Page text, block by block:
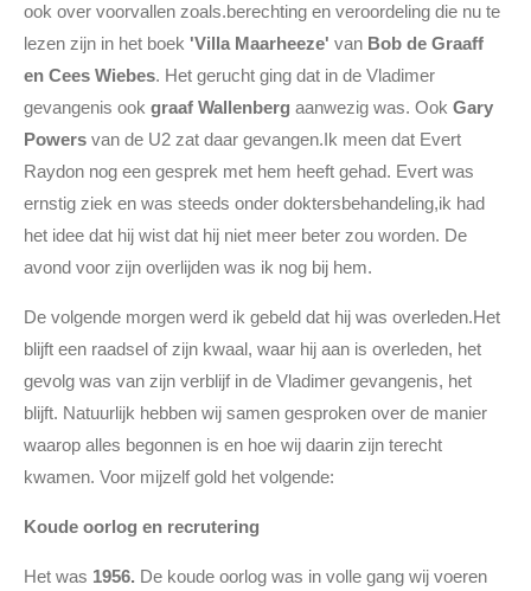
ook over voorvallen zoals.berechting en veroordeling die nu te
lezen zijn in het boek 'Villa Maarheeze' van Bob de Graaff
en Cees Wiebes. Het gerucht ging dat in de Vladimer
gevangenis ook graaf Wallenberg aanwezig was. Ook Gary
Powers van de U2 zat daar gevangen.Ik meen dat Evert
Raydon nog een gesprek met hem heeft gehad. Evert was
ernstig ziek en was steeds onder doktersbehandeling,ik had
het idee dat hij wist dat hij niet meer beter zou worden. De
avond voor zijn overlijden was ik nog bij hem.
De volgende morgen werd ik gebeld dat hij was overleden.Het
blijft een raadsel of zijn kwaal, waar hij aan is overleden, het
gevolg was van zijn verblijf in de Vladimer gevangenis, het
blijft. Natuurlijk hebben wij samen gesproken over de manier
waarop alles begonnen is en hoe wij daarin zijn terecht
kwamen. Voor mijzelf gold het volgende:
Koude oorlog en recrutering
Het was 1956. De koude oorlog was in volle gang wij voeren